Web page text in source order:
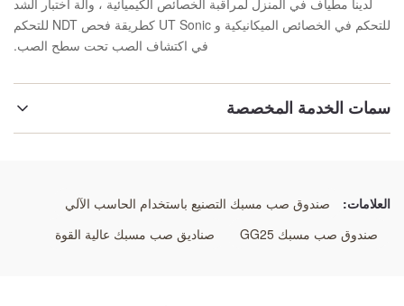
لدينا مطياف في المنزل لمراقبة الخصائص الكيميائية ، وآلة اختبار الشد
للتحكم في الخصائص الميكانيكية و UT Sonic كطريقة فحص NDT للتحكم
في اكتشاف الصب تحت سطح الصب.
سمات الخدمة المخصصة
خاصية:
العلامات:
صندوق صب مسبك التصنيع باستخدام الحاسب الآلي
صندوق صب مسبك GG25
صناديق صب مسبك عالية القوة